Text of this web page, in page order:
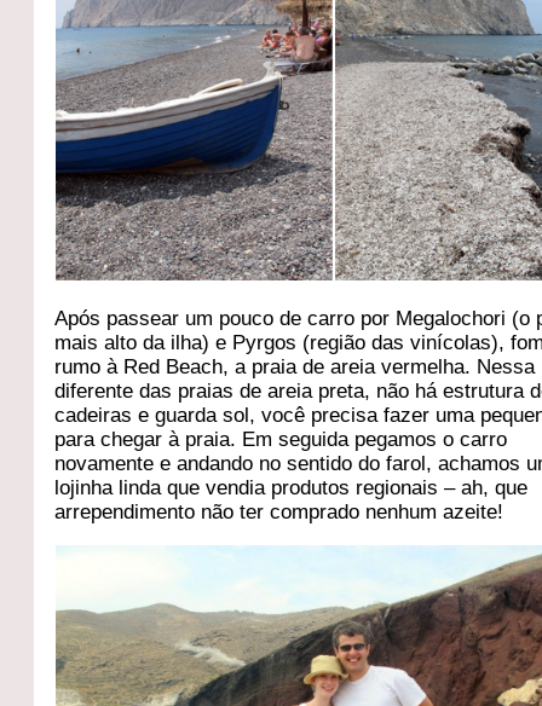
Após passear um pouco de carro por Megalochori (o
mais alto da ilha) e Pyrgos (região das vinícolas),
rumo à Red Beach, a praia de areia vermelha. Nessa
diferente das praias de areia preta, não há estrutura
cadeiras e guarda sol, você precisa fazer uma
para chegar à praia. Em seguida pegamos o carro
novamente e andando no sentido do farol, achamos
lojinha linda que vendia produtos regionais – ah, que
arrependimento não ter comprado nenhum azeite!